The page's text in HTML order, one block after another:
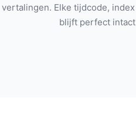
vertalingen. Elke tijdcode,
blijft perfect